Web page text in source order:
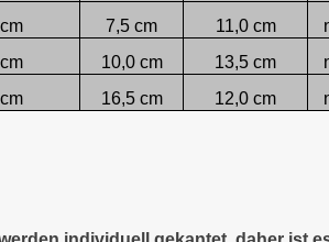
7,5 cm 11,0 cm
10,0 cm 13,5 cm
16,5 cm 12,0 cm